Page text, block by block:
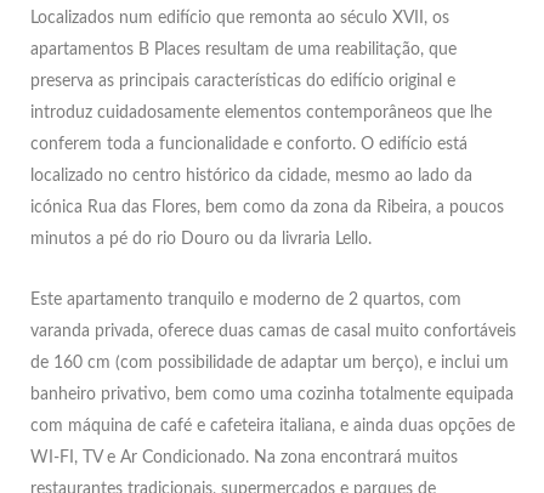
Localizados num edifício que remonta ao século XVII, os
apartamentos B Places resultam de uma reabilitação, que
preserva as principais características do edifício original e
introduz cuidadosamente elementos contemporâneos que lhe
conferem toda a funcionalidade e conforto. O edifício está
localizado no centro histórico da cidade, mesmo ao lado da
icónica Rua das Flores, bem como da zona da Ribeira, a poucos
minutos a pé do rio Douro ou da livraria Lello.
Este apartamento tranquilo e moderno de 2 quartos, com
varanda privada, oferece duas camas de casal muito confortáveis
​​de 160 cm (com possibilidade de adaptar um berço), e inclui um
banheiro privativo, bem como uma cozinha totalmente equipada
com máquina de café e cafeteira italiana, e ainda duas opções de
WI-FI, TV e Ar Condicionado. Na zona encontrará muitos
restaurantes tradicionais, supermercados e parques de